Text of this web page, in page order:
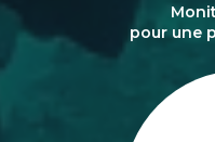
pour une